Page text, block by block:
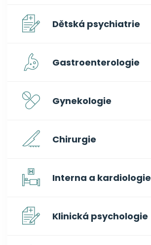
Dětská psychiatrie
Gastroenterologie
Gynekologie
Chirurgie
Interna a kardiologie
Klinická psychologie